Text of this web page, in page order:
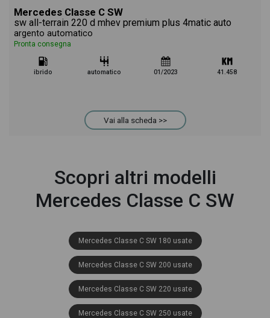
Mercedes Classe C SW
sw all-terrain 220 d mhev premium plus 4matic auto
argento automatico
Pronta consegna
ibrido automatico 01/2023 41.458
Vai alla scheda >>
Scopri altri modelli
Mercedes Classe C SW
Mercedes Classe C SW 180 usate
Mercedes Classe C SW 200 usate
Mercedes Classe C SW 220 usate
Mercedes Classe C SW 250 usate